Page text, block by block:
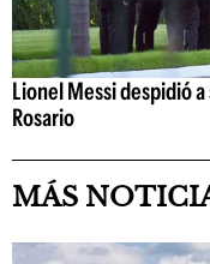
Lionel Messi despidió
Rosario
MÁS